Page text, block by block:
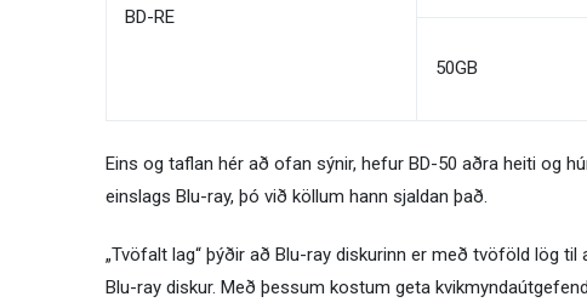
BD-RE
50GB
Eins og taflan hér að ofan sýnir, hefur BD-50 aðra heiti og
einslags Blu-ray, þó við köllum hann sjaldan það.
„Tvöfalt lag“ þýðir að Blu-ray diskurinn er með tvöföld lög
Blu-ray diskur. Með þessum kostum geta